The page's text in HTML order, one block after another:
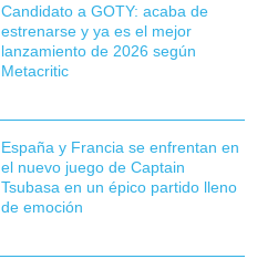
Candidato a GOTY: acaba de
estrenarse y ya es el mejor
lanzamiento de 2026 según
Metacritic
España y Francia se enfrentan en
el nuevo juego de Captain
Tsubasa en un épico partido lleno
de emoción